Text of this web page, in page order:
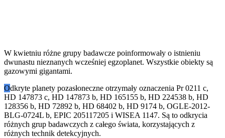
W kwietniu różne grupy badawcze poinformowały o istnieniu
dwunastu nieznanych wcześniej egzoplanet. Wszystkie obiekty są
gazowymi gigantami.
Odkryte planety pozasłoneczne otrzymały oznaczenia Pr 0211 c,
HD 147873 c, HD 147873 b, HD 165155 b, HD 224538 b, HD
128356 b, HD 72892 b, HD 68402 b, HD 9174 b, OGLE-2012-
BLG-0724L b, EPIC 205117205 i WISEA 1147. Są to odkrycia
różnych grup badawczych z całego świata, korzystających z
różnych technik detekcyjnych.